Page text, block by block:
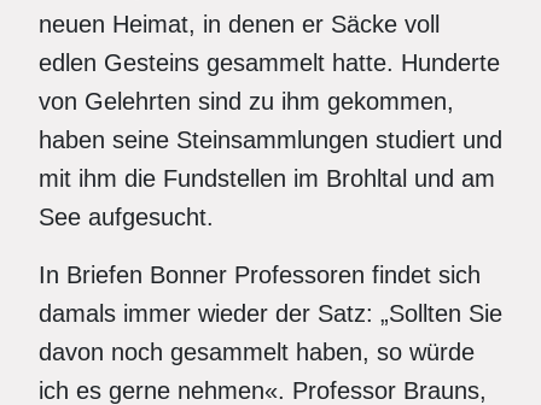
neuen Heimat, in denen er Säcke voll
edlen Gesteins gesammelt hatte. Hunderte
von Gelehrten sind zu ihm gekommen,
haben seine Steinsammlungen studiert und
mit ihm die Fundstellen im Brohltal und am
See aufgesucht.
In Briefen Bonner Professoren findet sich
damals immer wieder der Satz: „Sollten Sie
davon noch gesammelt haben, so würde
ich es gerne nehmen«. Professor Brauns,